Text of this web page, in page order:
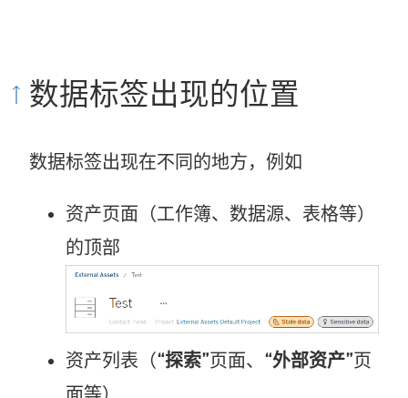
数据标签出现的位置
数据标签出现在不同的地方，例如
资产页面（工作簿、数据源、表格等）
的顶部
资产列表（“探索”页面、 “外部资产”页